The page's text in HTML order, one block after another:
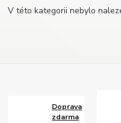
V této kategorii nebylo
Doprava
zdarma